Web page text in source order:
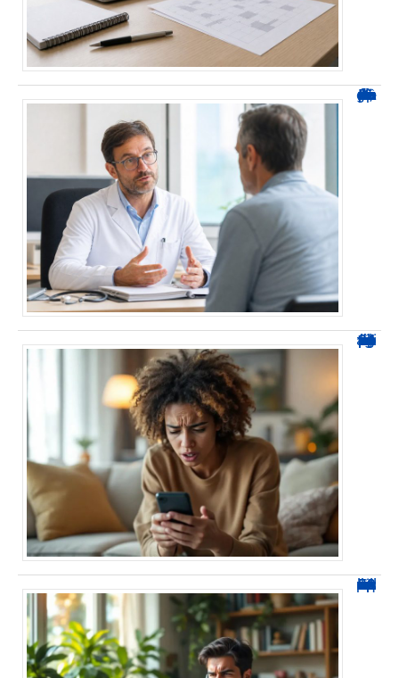
Durée d’arrêt après un stent : des repères, pas une règle fixe
0424 démarchage : reconnaître l’appel et agir sans se tromper
0270 spam : reconnaître ces appels et les bloquer sans erreur